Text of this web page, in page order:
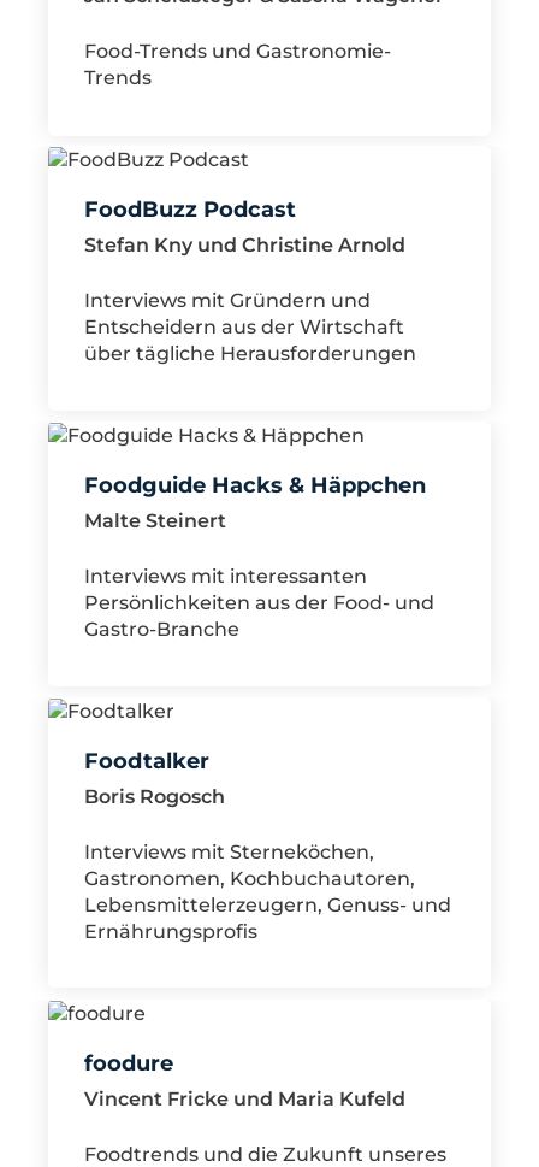
Food-Trends und Gastronomie-
Trends
FoodBuzz Podcast
Stefan Kny und Christine Arnold
Interviews mit Gründern und
Entscheidern aus der Wirtschaft
über tägliche Herausforderungen
Foodguide Hacks & Häppchen
Malte Steinert
Interviews mit interessanten
Persönlichkeiten aus der Food- und
Gastro-Branche
Foodtalker
Boris Rogosch
Interviews mit Sterneköchen,
Gastronomen, Kochbuchautoren,
Lebensmittelerzeugern, Genuss- und
Ernährungsprofis
foodure
Vincent Fricke und Maria Kufeld
Foodtrends und die Zukunft unseres